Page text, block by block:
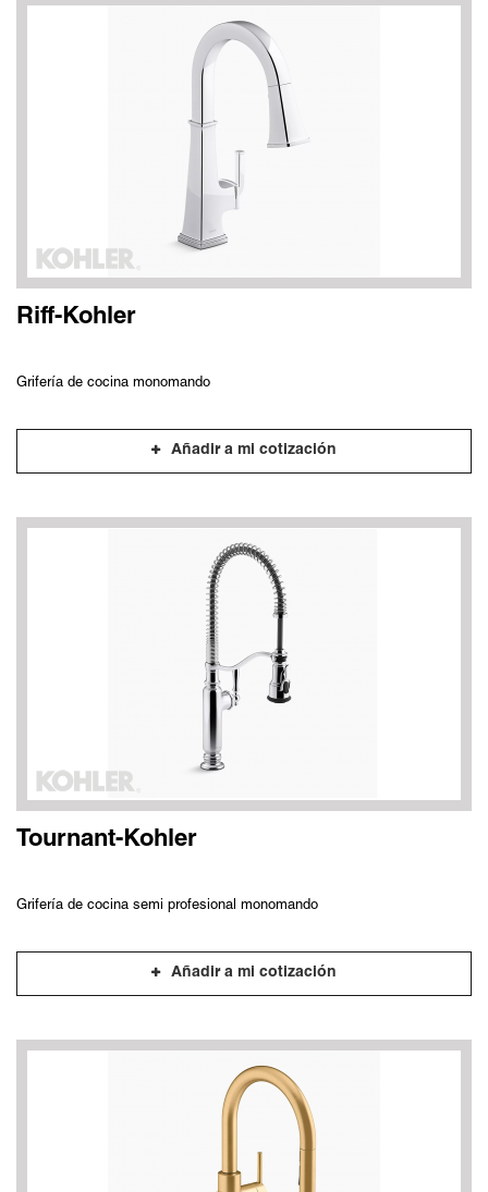
Riff-Kohler
Grifería de cocina monomando
Añadir a mi cotización
Tournant-Kohler
Grifería de cocina semi profesional monomando
Añadir a mi cotización